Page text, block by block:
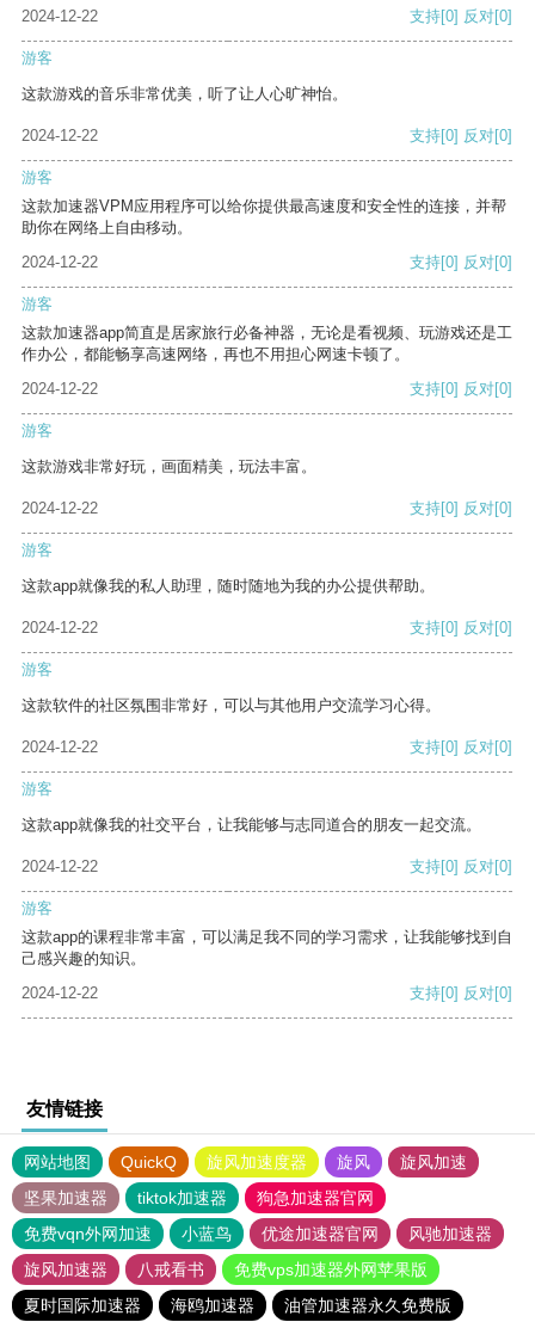
2024-12-22
支持[0] 反对[0]
游客
这款游戏的音乐非常优美，听了让人心旷神怡。
2024-12-22 支持[0] 反对[0]
游客
这款加速器VPM应用程序可以给你提供最高速度和安全性的连接，并帮
助你在网络上自由移动。
2024-12-22
支持[0] 反对[0]
游客
这款加速器app简直是居家旅行必备神器，无论是看视频、玩游戏还是工
作办公，都能畅享高速网络，再也不用担心网速卡顿了。
2024-12-22
支持[0] 反对[0]
游客
这款游戏非常好玩，画面精美，玩法丰富。
2024-12-22 支持[0] 反对[0]
游客
这款app就像我的私人助理，随时随地为我的办公提供帮助。
2024-12-22 支持[0] 反对[0]
游客
这款软件的社区氛围非常好，可以与其他用户交流学习心得。
2024-12-22 支持[0] 反对[0]
游客
这款app就像我的社交平台，让我能够与志同道合的朋友一起交流。
2024-12-22 支持[0] 反对[0]
游客
这款app的课程非常丰富，可以满足我不同的学习需求，让我能够找到自
己感兴趣的知识。
2024-12-22
支持[0] 反对[0]
友情链接
网站地图 QuickQ 旋风加速度器 旋风
旋风加速
坚果加速器
tiktok加速器
狗急加速器官网
免费vqn外网加速
小蓝鸟 优途加速器官网
风驰加速器
旋风加速器
八戒看书
免费vps加速器外网苹果版
夏时国际加速器
海鸥加速器 油管加速器永久免费版